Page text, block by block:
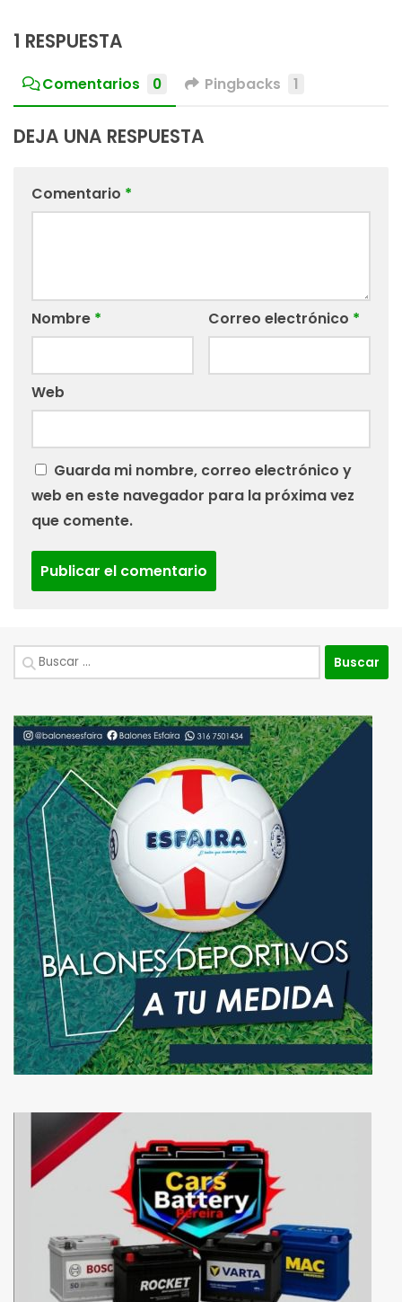
1 RESPUESTA
Comentarios 0 Pingbacks 1
DEJA UNA RESPUESTA
Comentario *
Nombre * Correo electrónico *
Web
Guarda mi nombre, correo electrónico y
web en este navegador para la próxima vez
que comente.
Buscar: